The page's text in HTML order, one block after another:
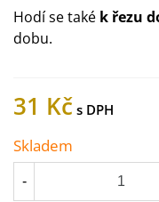
Hodí se také k řezu
dobu.
31 Kč
Skladem
-